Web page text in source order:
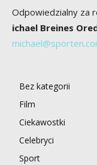
Odpowiedzialny za
ichael Breines
Bez kategorii
Film
Ciekawostki
Celebryci
Sport